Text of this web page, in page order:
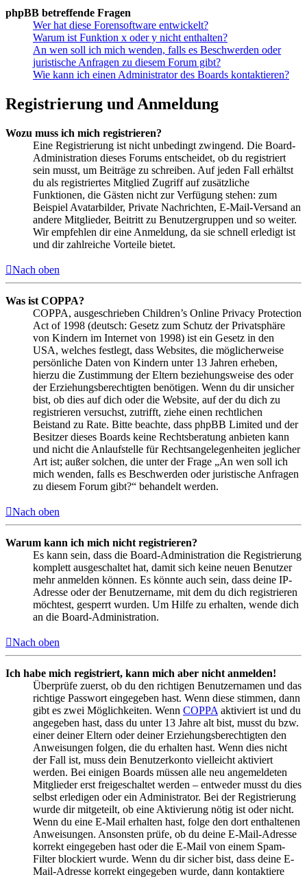
phpBB betreffende Fragen
Wer hat diese Forensoftware entwickelt?
Warum ist Funktion x oder y nicht enthalten?
An wen soll ich mich wenden, falls es Beschwerden oder
juristische Anfragen zu diesem Forum gibt?
Wie kann ich einen Administrator des Boards kontaktieren?
Registrierung und Anmeldung
Wozu muss ich mich registrieren?
Eine Registrierung ist nicht unbedingt zwingend. Die Board-
Administration dieses Forums entscheidet, ob du registriert
sein musst, um Beiträge zu schreiben. Auf jeden Fall erhältst
du als registriertes Mitglied Zugriff auf zusätzliche
Funktionen, die Gästen nicht zur Verfügung stehen: zum
Beispiel Avatarbilder, Private Nachrichten, E-Mail-Versand an
andere Mitglieder, Beitritt zu Benutzergruppen und so weiter.
Wir empfehlen dir eine Anmeldung, da sie schnell erledigt ist
und dir zahlreiche Vorteile bietet.
Nach oben
Was ist COPPA?
COPPA, ausgeschrieben Children’s Online Privacy Protection
Act of 1998 (deutsch: Gesetz zum Schutz der Privatsphäre
von Kindern im Internet von 1998) ist ein Gesetz in den
USA, welches festlegt, dass Websites, die möglicherweise
persönliche Daten von Kindern unter 13 Jahren erheben,
hierzu die Zustimmung der Eltern beziehungsweise des oder
der Erziehungsberechtigten benötigen. Wenn du dir unsicher
bist, ob dies auf dich oder die Website, auf der du dich zu
registrieren versuchst, zutrifft, ziehe einen rechtlichen
Beistand zu Rate. Bitte beachte, dass phpBB Limited und der
Besitzer dieses Boards keine Rechtsberatung anbieten kann
und nicht die Anlaufstelle für Rechtsangelegenheiten jeglicher
Art ist; außer solchen, die unter der Frage „An wen soll ich
mich wenden, falls es Beschwerden oder juristische Anfragen
zu diesem Forum gibt?“ behandelt werden.
Nach oben
Warum kann ich mich nicht registrieren?
Es kann sein, dass die Board-Administration die Registrierung
komplett ausgeschaltet hat, damit sich keine neuen Benutzer
mehr anmelden können. Es könnte auch sein, dass deine IP-
Adresse oder der Benutzername, mit dem du dich registrieren
möchtest, gesperrt wurden. Um Hilfe zu erhalten, wende dich
an die Board-Administration.
Nach oben
Ich habe mich registriert, kann mich aber nicht anmelden!
Überprüfe zuerst, ob du den richtigen Benutzernamen und das
richtige Passwort eingegeben hast. Wenn diese stimmen, dann
gibt es zwei Möglichkeiten. Wenn COPPA aktiviert ist und du
angegeben hast, dass du unter 13 Jahre alt bist, musst du bzw.
einer deiner Eltern oder deiner Erziehungsberechtigten den
Anweisungen folgen, die du erhalten hast. Wenn dies nicht
der Fall ist, muss dein Benutzerkonto vielleicht aktiviert
werden. Bei einigen Boards müssen alle neu angemeldeten
Mitglieder erst freigeschaltet werden – entweder musst du dies
selbst erledigen oder ein Administrator. Bei der Registrierung
wurde dir mitgeteilt, ob eine Aktivierung nötig ist oder nicht.
Wenn du eine E-Mail erhalten hast, folge den dort enthaltenen
Anweisungen. Ansonsten prüfe, ob du deine E-Mail-Adresse
korrekt eingegeben hast oder die E-Mail von einem Spam-
Filter blockiert wurde. Wenn du dir sicher bist, dass deine E-
Mail-Adresse korrekt eingegeben wurde, dann kontaktiere